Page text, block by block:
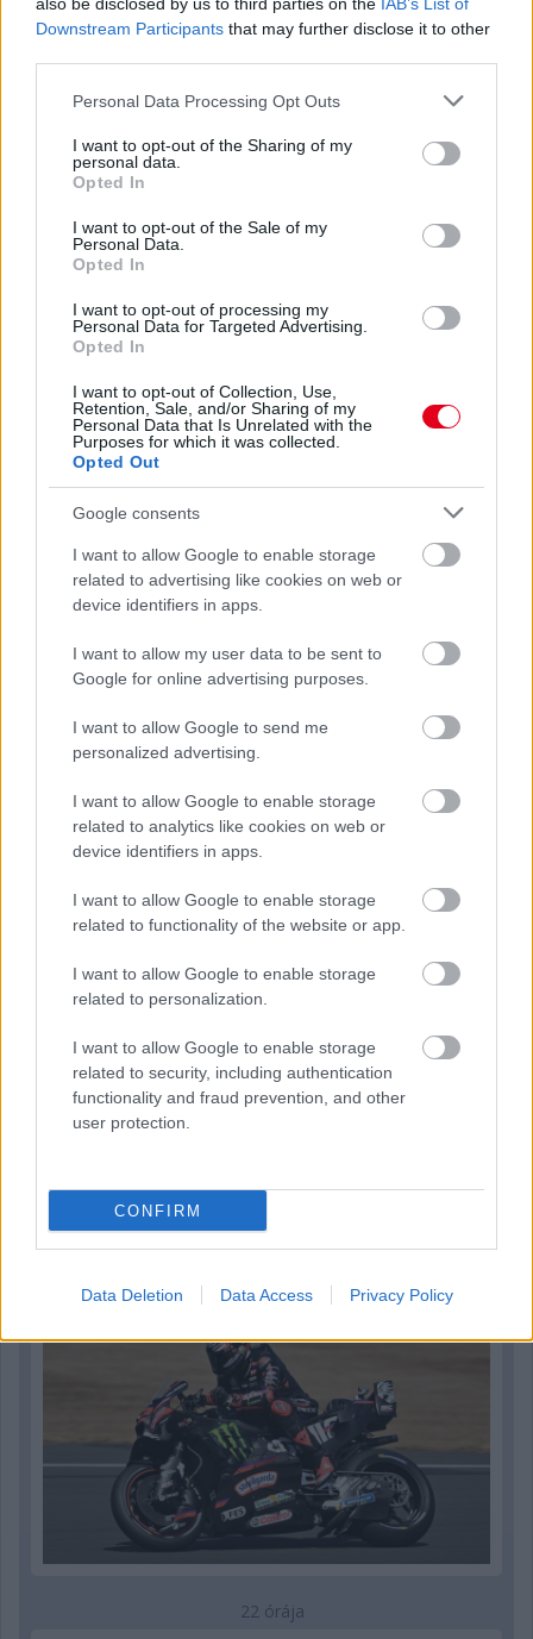
Downstream Participants that may further disclose it to other
Please note that this website/app uses one or more Google
not limited to your visit or usage behaviour. You may click to
grant or deny consent to Google and its third-party tags to
use your data for below specified purposes in below Google
consent section.
Personal Data Processing Opt Outs
I want to opt-out of the Sharing of my
personal data.
Opted In
I want to opt-out of the Sale of my
Personal Data.
Opted In
I want to opt-out of processing my
Personal Data for Targeted Advertising.
Opted In
I want to opt-out of Collection, Use,
Retention, Sale, and/or Sharing of my
Personal Data that Is Unrelated with the
Purposes for which it was collected.
Opted Out
Google consents
I want to allow Google to enable storage
related to advertising like cookies on web or
device identifiers in apps.
I want to allow my user data to be sent to
Google for online advertising purposes.
I want to allow Google to send me
personalized advertising.
I want to allow Google to enable storage
related to analytics like cookies on web or
device identifiers in apps.
I want to allow Google to enable storage
related to functionality of the website or app.
I want to allow Google to enable storage
related to personalization.
I want to allow Google to enable storage
related to security, including authentication
functionality and fraud prevention, and other
user protection.
CONFIRM
Data Deletion Data Access Privacy Policy
Kövess minket a Facebookon
4 órája
Az F1-es Német Nagydíj „mindenképpen megvalósul”
8 órája
pletykákról
21 órája
MotoGP: Bezzecchi közel egy másodpercet javított a
körrekordon
22 órája